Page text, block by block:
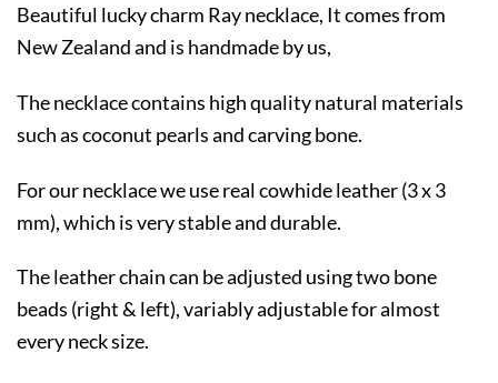
Beautiful lucky charm Ray necklace, It comes from
New Zealand and is handmade by us,
The necklace contains high quality natural materials
such as coconut pearls and carving bone.
For our necklace we use real cowhide leather (3 x 3
mm), which is very stable and durable.
The leather chain can be adjusted using two bone
beads (right & left), variably adjustable for almost
every neck size.